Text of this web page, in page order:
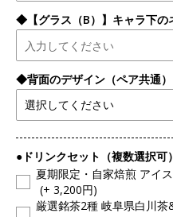
◆【グラス（B）】キャラ下の
◆背面のデザイン（ペア共通）
●ドリンクセット（複数選択可）
夏期限定・自家焙煎 アイ
(+ 3,200円)
厳選銘茶2種 岐阜県白川